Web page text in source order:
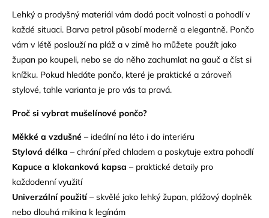
Lehký a prodyšný materiál vám dodá pocit volnosti a pohodlí v
každé situaci. Barva petrol působí moderně a elegantně. Pončo
vám v létě poslouží na pláž a v zimě ho můžete použít jako
župan po koupeli, nebo se do něho zachumlat na gauč a číst si
knížku. Pokud hledáte pončo, které je praktické a zároveň
stylové, tahle varianta je pro vás ta pravá.
Proč si vybrat mušelínové pončo?
Měkké a vzdušné – ideální na léto i do interiéru
Stylová délka – chrání před chladem a poskytuje extra pohodlí
Kapuce a klokanková kapsa – praktické detaily pro
každodenní využití
Univerzální použití– skvělé jako lehký župan, plážový doplněk
nebo dlouhá mikina k legínám